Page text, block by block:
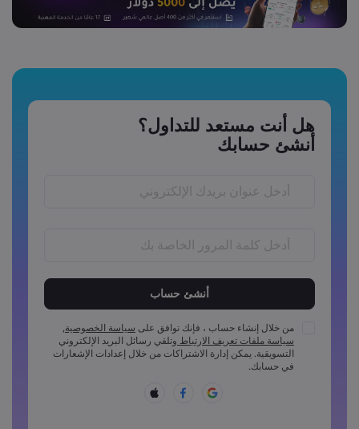
هل أنت مستعد للتداول؟
أنشئ حسابك
يجب أن يكون طول كلمة المرور ما بين 6 إلى 15 احرفًا
يجب أن تتضمن كلمة المرور رمز واحد بأحرف كبيرة على الأقل
يجب أن تتضمن كلمة المرور رمز واحد بأحرف صغيرة على الأقل
()_-+=:;&lt;&gt;{,[]?,.
لا يمكن أن تكون كلمة المرور شائعة الاستخدام
من خلال إنشاء حساب ، فإنك توافق على سياسة الخصوصية,
سياسة ملفات تعريف الارتباط وتلقي رسائل البريد الإلكتروني
التسويقية. يمكن إدارة الاشتراكات من خلال إعدادات الإشعارات
في حسابك.